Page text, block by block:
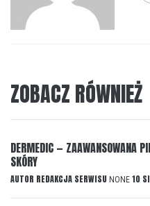
ZOBACZ RÓWNIEŻ
DERMEDIC — ZAAWANSOWANA
SKÓRY
AUTOR REDAKCJA SERWISU NONE 10